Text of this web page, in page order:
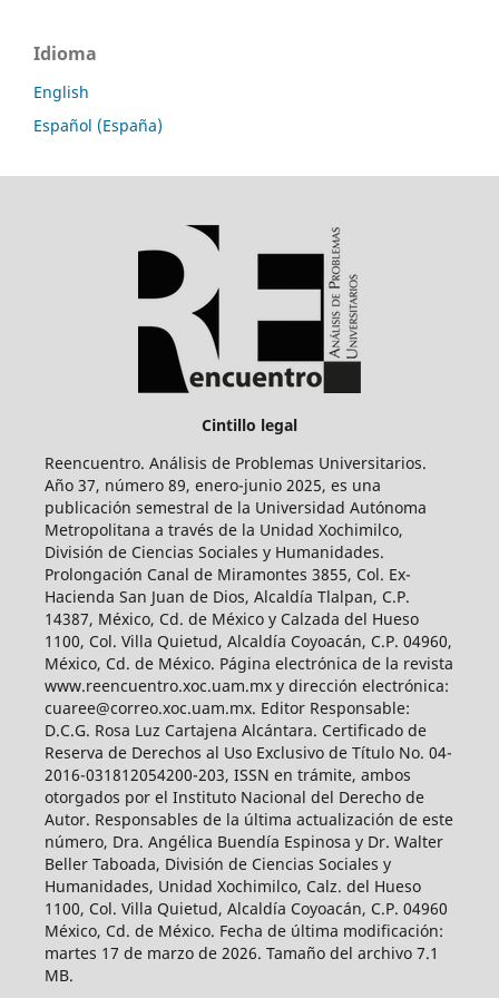
Idioma
English
Español (España)
Cintillo legal
Reencuentro. Análisis de Problemas Universitarios.
Año 37, número 89, enero-junio 2025, es una
publicación semestral de la Universidad Autónoma
Metropolitana a través de la Unidad Xochimilco,
División de Ciencias Sociales y Humanidades.
Prolongación Canal de Miramontes 3855, Col. Ex-
Hacienda San Juan de Dios, Alcaldía Tlalpan, C.P.
14387, México, Cd. de México y Calzada del Hueso
1100, Col. Villa Quietud, Alcaldía Coyoacán, C.P. 04960,
México, Cd. de México. Página electrónica de la revista
www.reencuentro.xoc.uam.mx y dirección electrónica:
cuaree@correo.xoc.uam.mx. Editor Responsable:
D.C.G. Rosa Luz Cartajena Alcántara. Certificado de
Reserva de Derechos al Uso Exclusivo de Título No. 04-
2016-031812054200-203, ISSN en trámite, ambos
otorgados por el Instituto Nacional del Derecho de
Autor. Responsables de la última actualización de este
número, Dra. Angélica Buendía Espinosa y Dr. Walter
Beller Taboada, División de Ciencias Sociales y
Humanidades, Unidad Xochimilco, Calz. del Hueso
1100, Col. Villa Quietud, Alcaldía Coyoacán, C.P. 04960
México, Cd. de México. Fecha de última modificación:
martes 17 de marzo de 2026. Tamaño del archivo 7.1
MB.